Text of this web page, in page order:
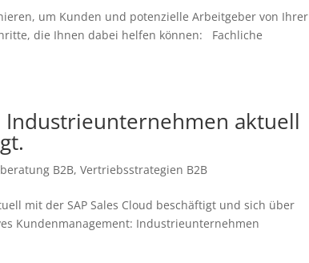
um Kunden und potenzielle Arbeitgeber von Ihrer
die Ihnen dabei helfen können: Fachliche
aktuell
B2B,Vertriebsstrategien B2B
mit der SAP Sales Cloud beschäftigt und sich über
Kundenmanagement: Industrieunternehmen